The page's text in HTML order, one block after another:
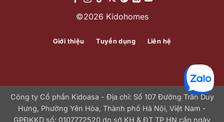
©2026 Kidohomes
Giới thiệu Tuyển dụng Liên hệ
Công ty Cổ phần Kidoasa - Địa chỉ: Số 107 Đường Trần Duy
Hưng, Phường Yên Hòa, Thành phố Hà Nội, Việt Nam -
GPĐKKD số: 0107772520 do sở KH & ĐT TP.HN cấp ngày